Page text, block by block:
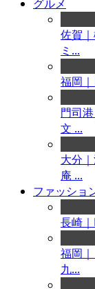
グルメ
佐賀
ミ...
福岡
門司
文 ...
大分
庵 ...
ファッショ
長崎
福岡
九...